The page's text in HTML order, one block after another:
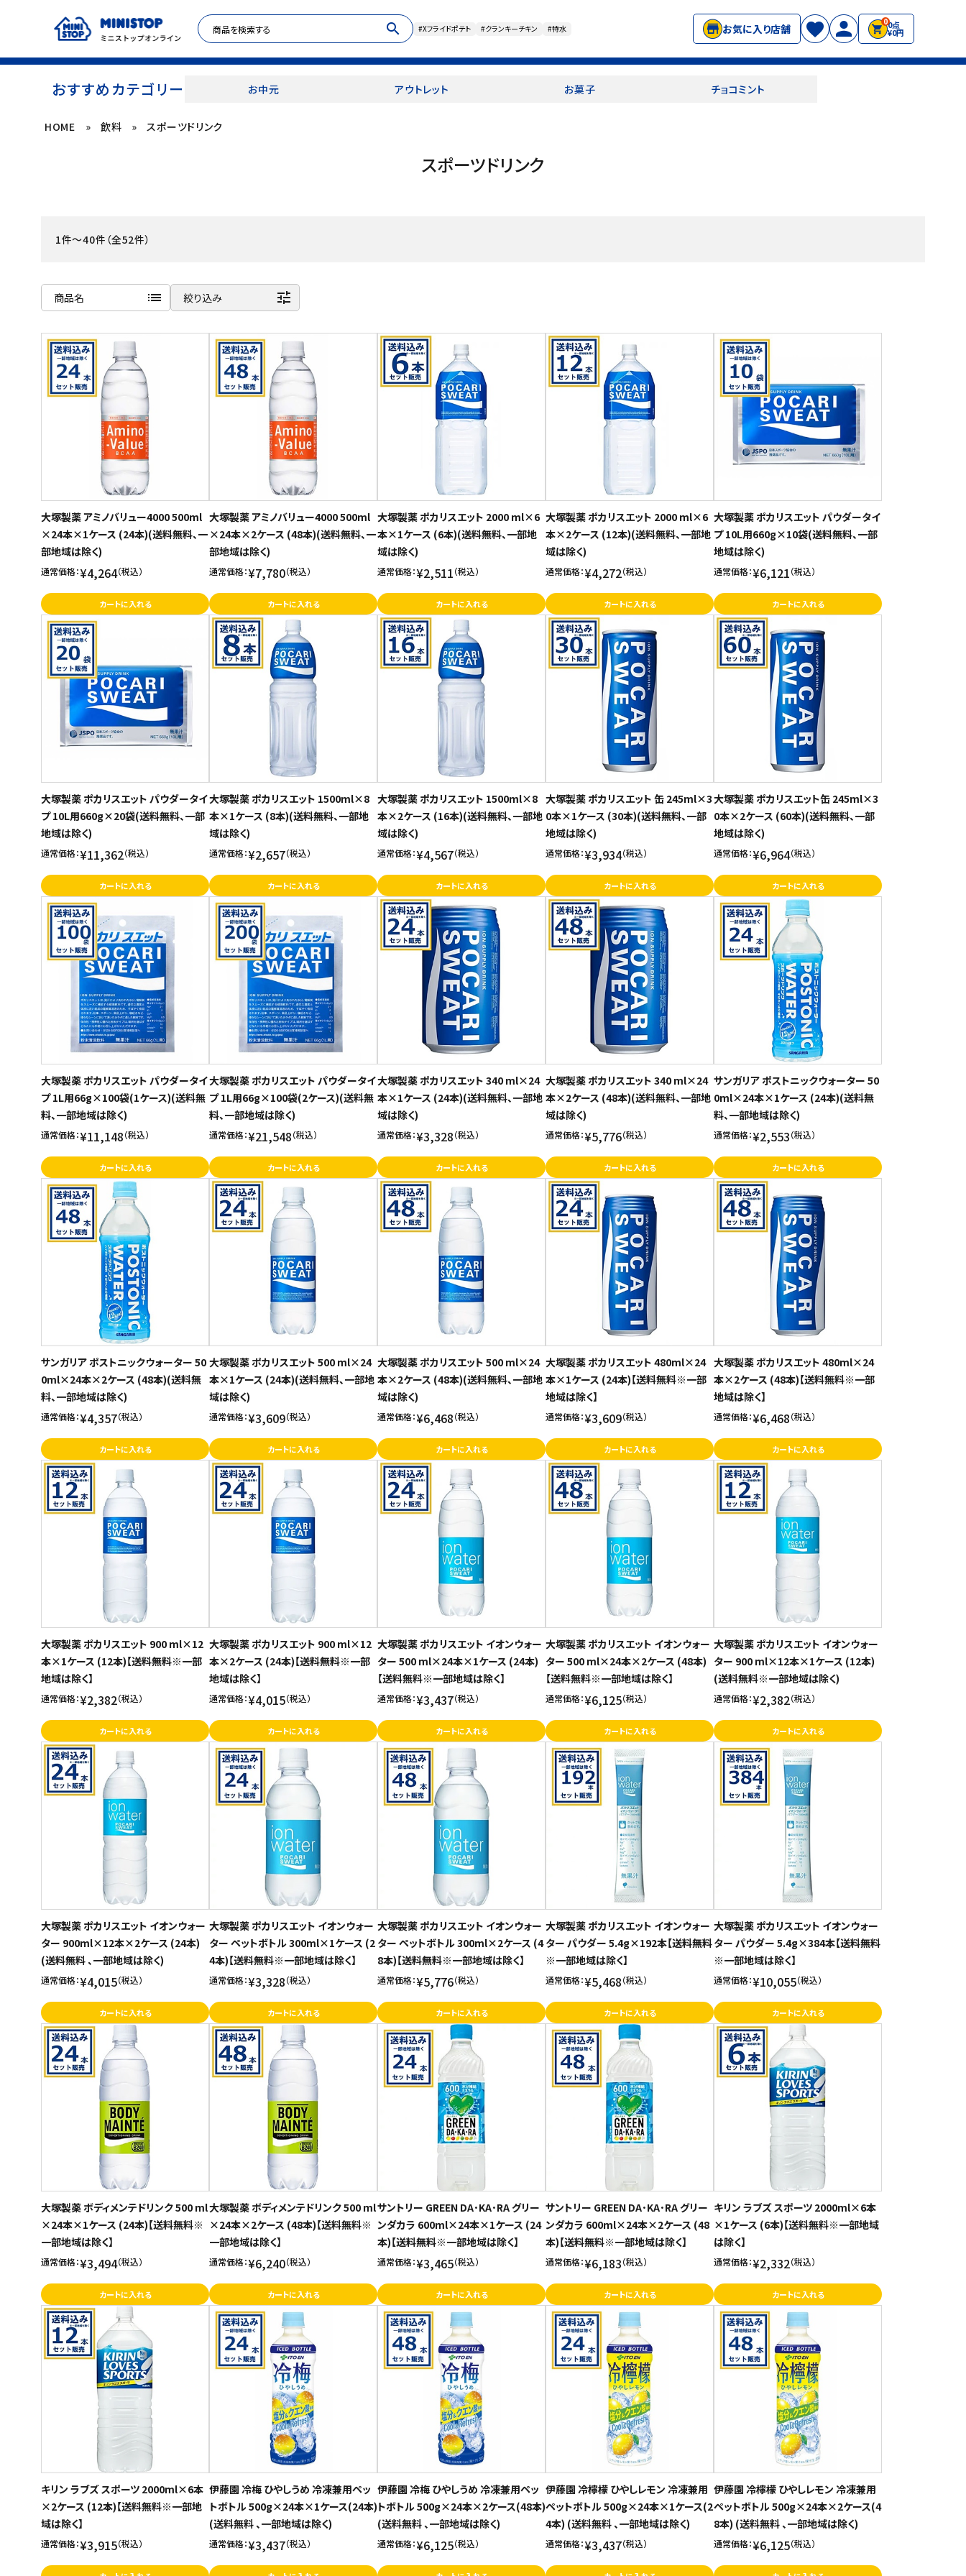
search #Xフライドポテト #クランキーチキン #特水 お気に入り店舗
00点
¥0円
おすすめカテゴリー お中元 アウトレット お菓子 チョコミント
ACCOUNT MENU
冷凍食品
お菓子
飲料
ギフト
セール
フードロス
ペット用品
SHOP GUIDE
ご利用ガイド
お問い合わせ
特定商取引法表示について
利用規約
会社概要
HOME » 飲料 » スポーツドリンク
スポーツドリンク
1件～40件（全52件）
商品名 list
新着順
発売日順
価格が安い
お気に入り登録数
絞り込み tune
大塚製薬 アミノバリュー4000 500ml
×24本×1ケース (24本)(送料無料、一
部地域は除く)
通常価格：¥4,264（税込）
カートに入れる
大塚製薬 アミノバリュー4000 500ml
×24本×2ケース (48本)(送料無料、一
部地域は除く)
通常価格：¥7,780（税込）
カートに入れる
大塚製薬 ポカリスエット 2000 ml×6
本×1ケース (6本)(送料無料、一部地
域は除く)
通常価格：¥2,511（税込）
カートに入れる
大塚製薬 ポカリスエット 2000 ml×6
本×2ケース (12本)(送料無料、一部地
域は除く)
通常価格：¥4,272（税込）
カートに入れる
大塚製薬 ポカリスエット パウダータイ
プ 10L用660g×10袋(送料無料、一部
地域は除く)
通常価格：¥6,121（税込）
カートに入れる
大塚製薬 ポカリスエット パウダータイ
プ 10L用660g×20袋(送料無料、一部
地域は除く)
通常価格：¥11,362（税込）
カートに入れる
大塚製薬 ポカリスエット 1500ml×8
本×1ケース (8本)(送料無料、一部地
域は除く)
通常価格：¥2,657（税込）
カートに入れる
大塚製薬 ポカリスエット 1500ml×8
本×2ケース (16本)(送料無料、一部地
域は除く)
通常価格：¥4,567（税込）
カートに入れる
大塚製薬 ポカリスエット 缶 245ml×3
0本×1ケース (30本)(送料無料、一部
地域は除く)
通常価格：¥3,934（税込）
カートに入れる
大塚製薬 ポカリスエット缶 245ml×3
0本×2ケース (60本)(送料無料、一部
地域は除く)
通常価格：¥6,964（税込）
カートに入れる
大塚製薬 ポカリスエット パウダータイ
プ 1L用66g×100袋(1ケース)(送料無
料、一部地域は除く)
通常価格：¥11,148（税込）
カートに入れる
大塚製薬 ポカリスエット パウダータイ
プ 1L用66g×100袋(2ケース)(送料無
料、一部地域は除く)
通常価格：¥21,548（税込）
カートに入れる
大塚製薬 ポカリスエット 340 ml×24
本×1ケース (24本)(送料無料、一部地
域は除く)
通常価格：¥3,328（税込）
カートに入れる
大塚製薬 ポカリスエット 340 ml×24
本×2ケース (48本)(送料無料、一部地
域は除く)
通常価格：¥5,776（税込）
カートに入れる
サンガリア ポストニックウォーター 50
0ml×24本×1ケース (24本)(送料無
料、一部地域は除く)
通常価格：¥2,553（税込）
カートに入れる
サンガリア ポストニックウォーター 50
0ml×24本×2ケース (48本)(送料無
料、一部地域は除く)
通常価格：¥4,357（税込）
カートに入れる
大塚製薬 ポカリスエット 500 ml×24
本×1ケース (24本)(送料無料、一部地
域は除く)
通常価格：¥3,609（税込）
カートに入れる
大塚製薬 ポカリスエット 500 ml×24
本×2ケース (48本)(送料無料、一部地
域は除く)
通常価格：¥6,468（税込）
カートに入れる
大塚製薬 ポカリスエット 480ml×24
本×1ケース (24本)【送料無料※一部
地域は除く】
通常価格：¥3,609（税込）
カートに入れる
大塚製薬 ポカリスエット 480ml×24
本×2ケース (48本)【送料無料※一部
地域は除く】
通常価格：¥6,468（税込）
カートに入れる
大塚製薬 ポカリスエット 900 ml×12
本×1ケース (12本)【送料無料※一部
地域は除く】
通常価格：¥2,382（税込）
カートに入れる
大塚製薬 ポカリスエット 900 ml×12
本×2ケース (24本)【送料無料※一部
地域は除く】
通常価格：¥4,015（税込）
カートに入れる
大塚製薬 ポカリスエット イオンウォー
ター 500 ml×24本×1ケース (24本)
【送料無料※一部地域は除く】
通常価格：¥3,437（税込）
カートに入れる
大塚製薬 ポカリスエット イオンウォー
ター 500 ml×24本×2ケース (48本)
【送料無料※一部地域は除く】
通常価格：¥6,125（税込）
カートに入れる
大塚製薬 ポカリスエット イオンウォー
ター 900 ml×12本×1ケース (12本)
(送料無料※一部地域は除く)
通常価格：¥2,382（税込）
カートに入れる
大塚製薬 ポカリスエット イオンウォー
ター 900ml×12本×2ケース (24本)
(送料無料 、一部地域は除く)
通常価格：¥4,015（税込）
カートに入れる
大塚製薬 ポカリスエット イオンウォー
ター ペットボトル 300ml×1ケース (2
4本)【送料無料※一部地域は除く】
通常価格：¥3,328（税込）
カートに入れる
大塚製薬 ポカリスエット イオンウォー
ター ペットボトル 300ml×2ケース (4
8本)【送料無料※一部地域は除く】
通常価格：¥5,776（税込）
カートに入れる
大塚製薬 ポカリスエット イオンウォー
ター パウダー 5.4g×192本【送料無料
※一部地域は除く】
通常価格：¥5,468（税込）
カートに入れる
大塚製薬 ポカリスエット イオンウォー
ター パウダー 5.4g×384本【送料無料
※一部地域は除く】
通常価格：¥10,055（税込）
カートに入れる
大塚製薬 ボディメンテドリンク 500 ml
×24本×1ケース (24本)【送料無料※
一部地域は除く】
通常価格：¥3,494（税込）
カートに入れる
大塚製薬 ボディメンテドリンク 500 ml
×24本×2ケース (48本)【送料無料※
一部地域は除く】
通常価格：¥6,240（税込）
カートに入れる
サントリー GREEN DA･KA･RA グリー
ンダカラ 600ml×24本×1ケース (24
本)【送料無料※一部地域は除く】
通常価格：¥3,465（税込）
カートに入れる
サントリー GREEN DA･KA･RA グリー
ンダカラ 600ml×24本×2ケース (48
本)【送料無料※一部地域は除く】
通常価格：¥6,183（税込）
カートに入れる
キリン ラブズ スポーツ 2000ml×6本
×1ケース (6本)【送料無料※一部地域
は除く】
通常価格：¥2,332（税込）
カートに入れる
キリン ラブズ スポーツ 2000ml×6本
×2ケース (12本)【送料無料※一部地
域は除く】
通常価格：¥3,915（税込）
伊藤園 冷梅 ひやしうめ 冷凍兼用ペッ
トボトル 500g×24本×1ケース(24本)
(送料無料 、一部地域は除く)
通常価格：¥3,437（税込）
伊藤園 冷梅 ひやしうめ 冷凍兼用ペッ
トボトル 500g×24本×2ケース(48本)
(送料無料 、一部地域は除く)
通常価格：¥6,125（税込）
伊藤園 冷檸檬 ひやしレモン 冷凍兼用
ペットボトル 500g×24本×1ケース(2
4本) (送料無料 、一部地域は除く)
通常価格：¥3,437（税込）
伊藤園 冷檸檬 ひやしレモン 冷凍兼用
ペットボトル 500g×24本×2ケース(4
8本) (送料無料 、一部地域は除く)
通常価格：¥6,125（税込）